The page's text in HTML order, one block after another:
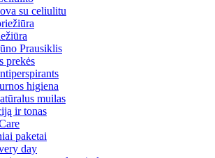
su celiulitu
Prausiklis
prekės
higiena
muilas
ir tonas
paketai
day